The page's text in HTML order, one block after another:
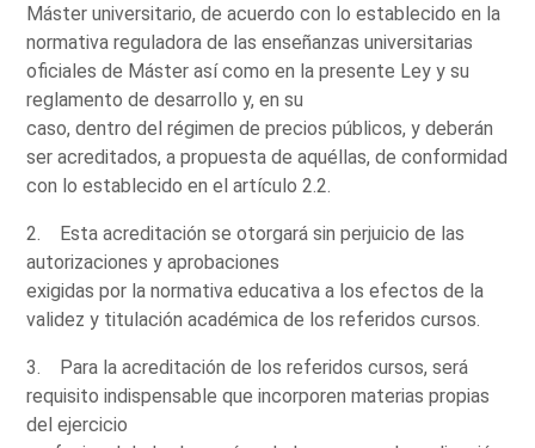
Máster universitario, de acuerdo con lo establecido en la
normativa reguladora de las enseñanzas universitarias
oficiales de Máster así como en la presente Ley y su
reglamento de desarrollo y, en su
caso, dentro del régimen de precios públicos, y deberán
ser acreditados, a propuesta de aquéllas, de conformidad
con lo establecido en el artículo 2.2.
2. Esta acreditación se otorgará sin perjuicio de las
autorizaciones y aprobaciones
exigidas por la normativa educativa a los efectos de la
validez y titulación académica de los referidos cursos.
3. Para la acreditación de los referidos cursos, será
requisito indispensable que incorporen materias propias
del ejercicio